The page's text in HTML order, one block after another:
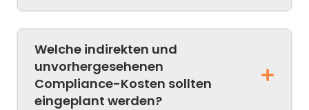
Welche indirekten und
unvorhergesehenen
Compliance-Kosten sollten
eingeplant werden?